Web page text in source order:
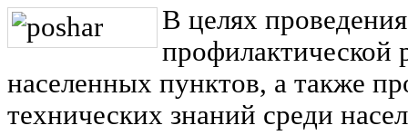
В целях
профилактической
населенных пунктов, а также
технических знаний среди